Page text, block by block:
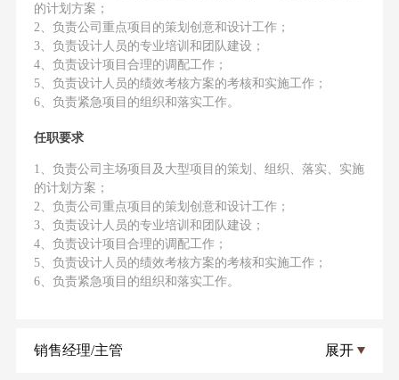
的计划方案；
2、负责公司重点项目的策划创意和设计工作；
3、负责设计人员的专业培训和团队建设；
4、负责设计项目合理的调配工作；
5、负责设计人员的绩效考核方案的考核和实施工作；
6、负责紧急项目的组织和落实工作。
任职要求
1、负责公司主场项目及大型项目的策划、组织、落实、实施
的计划方案；
2、负责公司重点项目的策划创意和设计工作；
3、负责设计人员的专业培训和团队建设；
4、负责设计项目合理的调配工作；
5、负责设计人员的绩效考核方案的考核和实施工作；
6、负责紧急项目的组织和落实工作。
销售经理/主管 展开